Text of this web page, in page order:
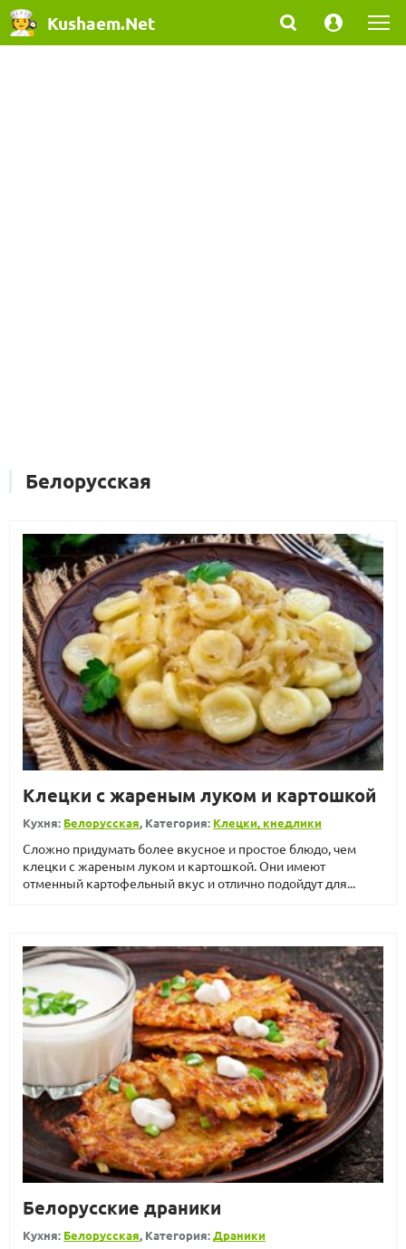
Kushaem.Net
Белорусская
Клецки с жареным луком и картошкой
Кухня: Белорусская, Категория: Клецки, кнедлики
Сложно придумать более вкусное и простое блюдо, чем
клецки с жареным луком и картошкой. Они имеют
отменный картофельный вкус и отлично подойдут для...
Белорусские драники
Кухня: Белорусская, Категория:Драники